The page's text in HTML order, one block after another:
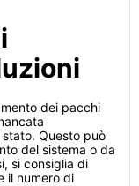
dei pacchi
Questo può
del sistema o da
si consiglia di
il numero di